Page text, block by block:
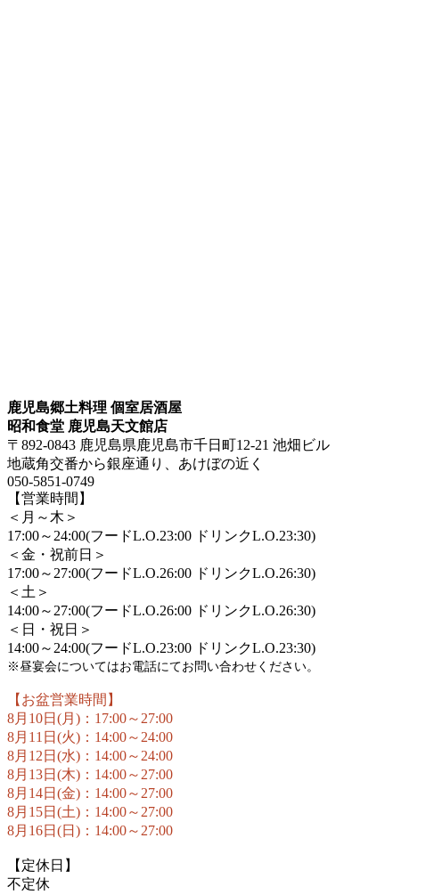
鹿児島郷土料理 個室居酒屋
昭和食堂 鹿児島天文館店
〒892-0843 鹿児島県鹿児島市千日町12-21 池畑ビル
地蔵角交番から銀座通り、あけぼの近く
050-5851-0749
【営業時間】
＜月～木＞
17:00～24:00(フードL.O.23:00 ドリンクL.O.23:30)
＜金・祝前日＞
17:00～27:00(フードL.O.26:00 ドリンクL.O.26:30)
＜土＞
14:00～27:00(フードL.O.26:00 ドリンクL.O.26:30)
＜日・祝日＞
14:00～24:00(フードL.O.23:00 ドリンクL.O.23:30)
※昼宴会についてはお電話にてお問い合わせください。
【お盆営業時間】
8月10日(月)：17:00～27:00
8月11日(火)：14:00～24:00
8月12日(水)：14:00～24:00
8月13日(木)：14:00～27:00
8月14日(金)：14:00～27:00
8月15日(土)：14:00～27:00
8月16日(日)：14:00～27:00
【定休日】
不定休